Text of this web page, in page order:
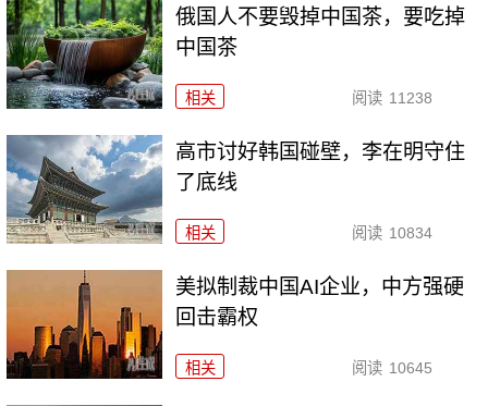
俄国人不要毁掉中国茶，要吃掉
中国茶
相关 阅读 11238
高市讨好韩国碰壁，李在明守住
了底线
相关 阅读 10834
美拟制裁中国AI企业，中方强硬
回击霸权
相关 阅读 10645